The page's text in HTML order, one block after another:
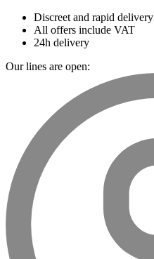
Discreet and rapid delivery
All offers include VAT
24h delivery
Our lines are open: